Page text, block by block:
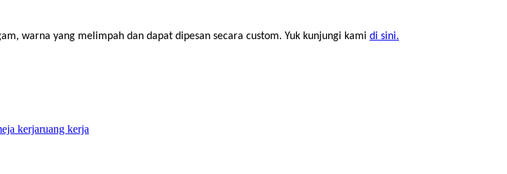
warna yang melimpah dan dapat dipesan secara custom. Yuk kunjungi kami di sini.
kerjaruang kerja